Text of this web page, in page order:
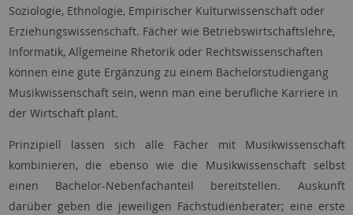
Soziologie, Ethnologie, Empirischer Kulturwissenschaft oder
Erziehungswissenschaft. Fächer wie Betriebswirtschaftslehre,
Informatik, Allgemeine Rhetorik oder Rechtswissenschaften
können eine gute Ergänzung zu einem Bachelorstudiengang
Musikwissenschaft sein, wenn man eine berufliche Karriere in
der Wirtschaft plant.
Prinzipiell lassen sich alle Fächer mit Musikwissenschaft
kombinieren, die ebenso wie die Musikwissenschaft selbst
einen Bachelor-Nebenfachanteil bereitstellen. Auskunft
darüber geben die jeweiligen Fachstudienberater; eine erste